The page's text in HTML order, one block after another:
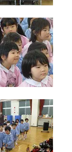
い
793-5381
10:00-18:00